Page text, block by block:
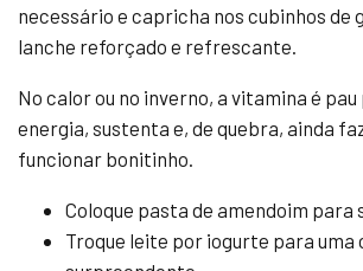
necessário e capricha nos cubinhos de
lanche reforçado e refrescante.
No calor ou no inverno, a vitamina é
energia, sustenta e, de quebra, ainda
funcionar bonitinho.
Coloque pasta de amendoim para
Troque leite por iogurte para uma